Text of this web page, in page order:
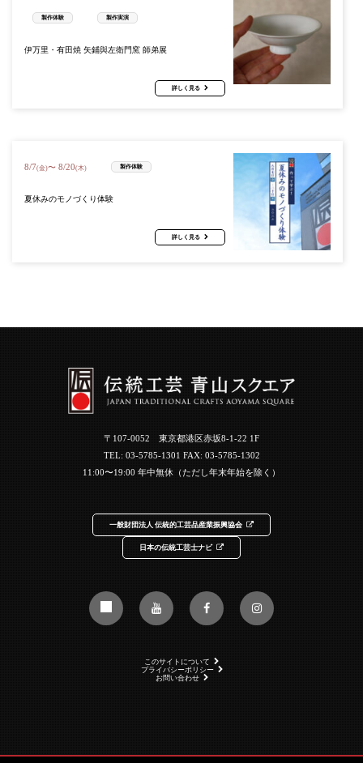
製作体験 製作実演
伊万里・有田焼 矢鋪與左衛門窯 師弟展
詳しく見る
8/7(金)〜 8/20(木) 製作体験
夏休みのモノづくり体験
詳しく見る
〒107-0052 東京都港区赤坂8-1-22 1F
TEL: 03-5785-1301 FAX: 03-5785-1302
11:00〜19:00 年中無休（ただし年末年始を除く）
一般財団法人 伝統的工芸品産業振興協会
日本の伝統工芸士ナビ
このサイトについて
プライバシーポリシー
お問い合わせ